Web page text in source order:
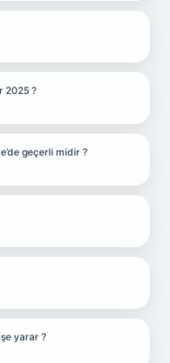
2025 ?
geçerli midir ?
yarar ?